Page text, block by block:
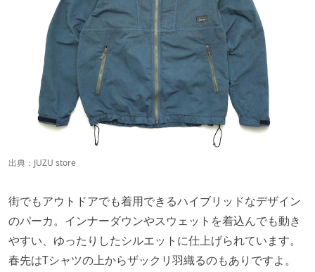
出典： JUZU store
街でもアウトドアでも着用できるハイブリッドなデザイン
のパーカ。インナーダウンやスウェットを着込んでも動き
やすい、ゆったりしたシルエットに仕上げられています。
春先はTシャツの上からザックリ羽織るのもありですよ。